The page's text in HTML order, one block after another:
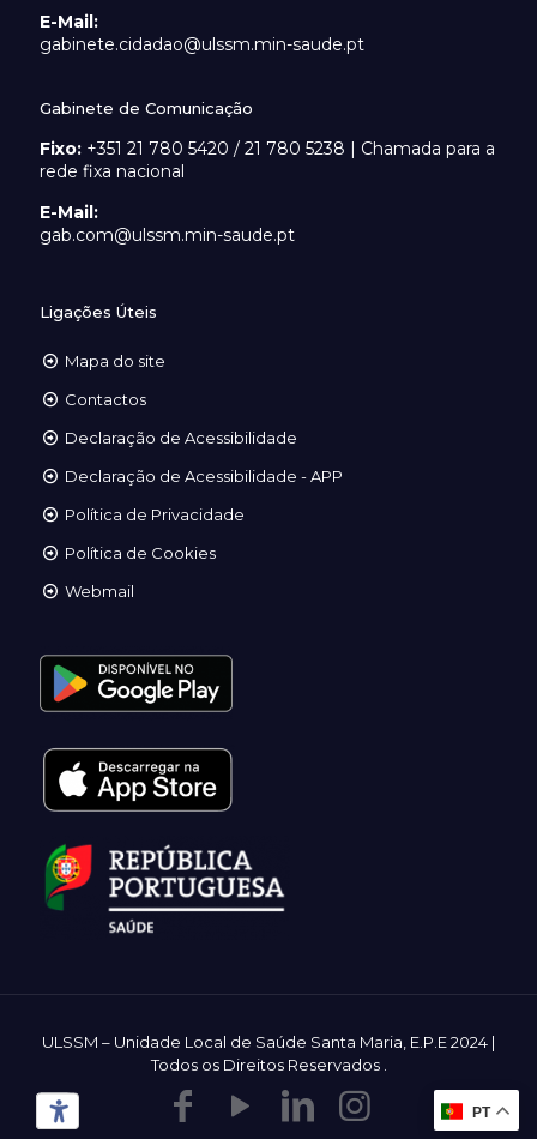
E-Mail:
gabinete.cidadao@ulssm.min-saude.pt
Gabinete de Comunicação
Fixo: +351 21 780 5420 / 21 780 5238 | Chamada para a
rede fixa nacional
E-Mail:
gab.com@ulssm.min-saude.pt
Ligações Úteis
Mapa do site
Contactos
Declaração de Acessibilidade
Declaração de Acessibilidade - APP
Política de Privacidade
Política de Cookies
Webmail
ULSSM – Unidade Local de Saúde Santa Maria, E.P.E 2024 |
Todos os Direitos Reservados
PT